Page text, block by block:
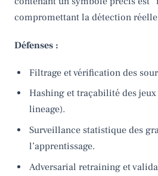
compromettant la détection
Défenses :
Filtrage et vérification des
Hashing et traçabilité des jeux
lineage).
Surveillance statistique des
l’apprentissage.
Adversarial retraining et